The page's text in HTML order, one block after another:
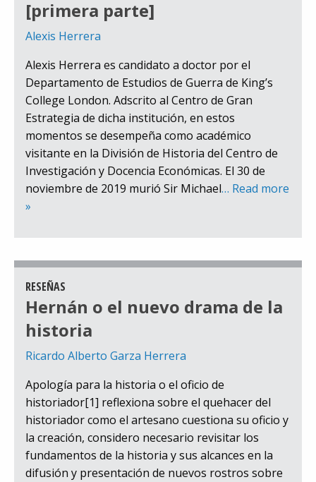
[primera parte]
Alexis Herrera
Alexis Herrera es candidato a doctor por el
Departamento de Estudios de Guerra de King’s
College London. Adscrito al Centro de Gran
Estrategia de dicha institución, en estos
momentos se desempeña como académico
visitante en la División de Historia del Centro de
Investigación y Docencia Económicas. El 30 de
noviembre de 2019 murió Sir Michael… Read more
»
RESEÑAS
Hernán o el nuevo drama de la
historia
Ricardo Alberto Garza Herrera
Apología para la historia o el oficio de
historiador[1] reflexiona sobre el quehacer del
historiador como el artesano cuestiona su oficio y
la creación, considero necesario revisitar los
fundamentos de la historia y sus alcances en la
difusión y presentación de nuevos rostros sobre